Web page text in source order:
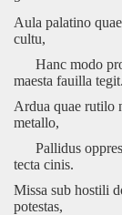
Aula palatino
cultu,
Hanc modo
maesta fauilla tegit.
Ardua quae rutilo
metallo,
Pallidus
tecta cinis.
Missa sub hostili
potestas,